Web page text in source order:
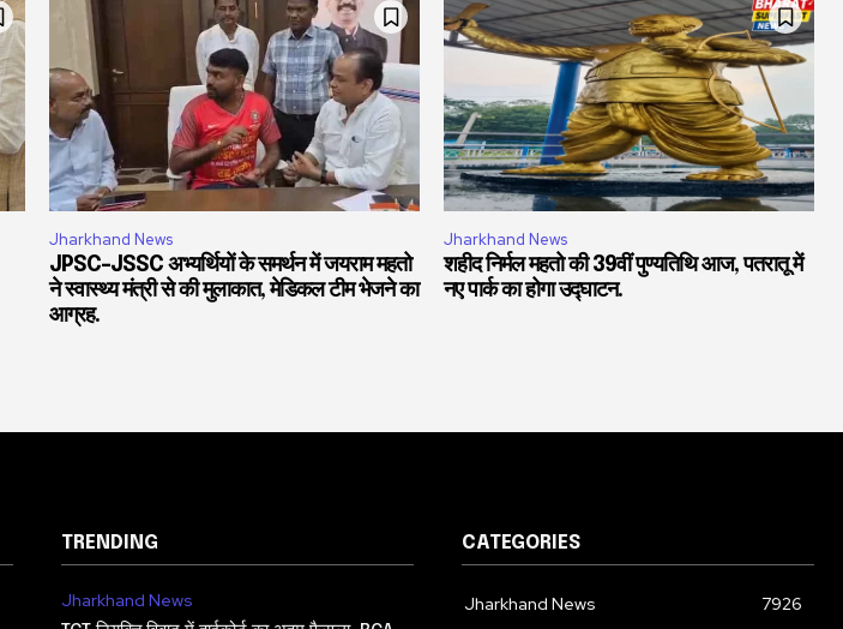
Jharkhand News
JPSC-JSSC अभ्यर्थियों के समर्थन में जयराम महतो
ने स्वास्थ्य मंत्री से की मुलाकात, मेडिकल टीम भेजने का
आग्रह.
Jharkhand News
शहीद निर्मल महतो की 39वीं पुण्यतिथि आज, पतरातू में
नए पार्क का होगा उद्घाटन.
TRENDING
Jharkhand News
CATEGORIES
Jharkhand News
7926